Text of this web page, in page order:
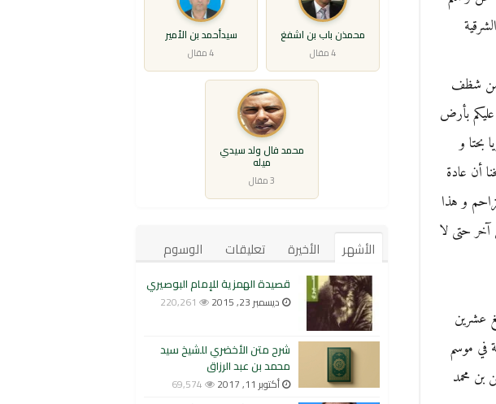
من شظف
بأرض
بحتا و
أن عادة
و هذا
آخر حتى لا
عشرين
في موسم
بن محمد
محمذن باب بن اشفغ
4 مقال
سيدأحمد بن الأمير
4 مقال
محمد فال ولد سيدي
ميله
3 مقال
الأشهر الأخيرة تعليقات الوسوم
قصيدة الهمزية للإمام البوصيري
ديسمبر 23, 2015 220,261
شرح متن الأخضري للشيخ سيد
محمد بن عبد الرزاق
أكتوبر 11, 2017 69,574